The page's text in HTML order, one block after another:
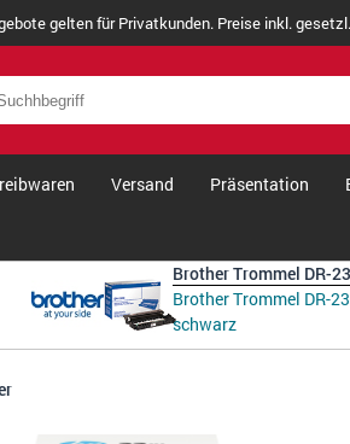
gelten für Privatkunden. Preise inkl.
Versand Präsentation
Brother Trommel DR-
Brother Trommel DR-
schwarz